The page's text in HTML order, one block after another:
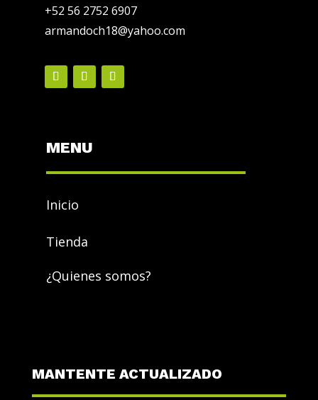
+52 56 2752 6907
armandoch18@yahoo.com
MENU
Inicio
Tienda
¿Quienes somos?
MANTENTE ACTUALIZADO